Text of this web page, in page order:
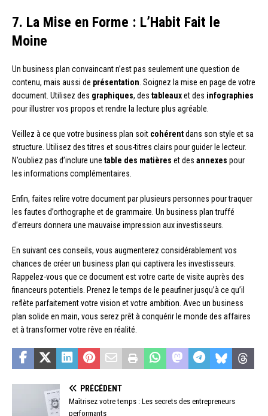
7. La Mise en Forme : L’Habit Fait le
Moine
Un business plan convaincant n’est pas seulement une question de
contenu, mais aussi de présentation . Soignez la mise en page de votre
document. Utilisez des graphiques, des tableauxet des infographies
pour illustrer vos propos et rendre la lecture plus agréable.
Veillez à ce que votre business plan soit cohérentdans son style et sa
structure. Utilisez des titres et sous-titres clairs pour guider le lecteur.
N’oubliez pas d’inclure une table des matières et des annexes pour
les informations complémentaires.
Enfin, faites relire votre document par plusieurs personnes pour traquer
les fautes d’orthographe et de grammaire. Un business plan truffé
d’erreurs donnera une mauvaise impression aux investisseurs.
En suivant ces conseils, vous augmenterez considérablement vos
chances de créer un business plan qui captivera les investisseurs.
Rappelez-vous que ce document est votre carte de visite auprès des
financeurs potentiels. Prenez le temps de le peaufiner jusqu’à ce qu’il
reflète parfaitement votre vision et votre ambition. Avec un business
plan solide en main, vous serez prêt à conquérir le monde des affaires
et à transformer votre rêve en réalité.
PRÉCÉDENT
Maîtrisez votre temps : Les secrets des entrepreneurs
performants